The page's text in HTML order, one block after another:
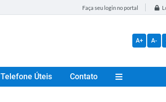
Faça seu login no portal
A+ A-
Telefone Úteis Contato